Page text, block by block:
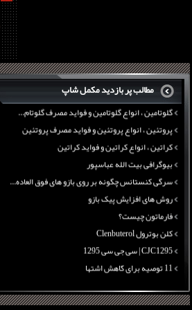
مطالب پر بازدید مکمل شاپ
بیوگرافی علی تبریزی
منابع پروتئینی غیر گوشتی
آرژنین ، فواید آرژنین و نقش آرژنین در بدن
گلوتامین ، انواع گلوتامین و فواید مصرف گلوتام...
پروتئین ، انواع پروتئین و فواید مصرف پروتئین
کراتین ، انواع کراتین و فواید کراتین
بیوگرافی بیت الله عباسپور
سرگی کنستانس چگونه بر روی بازو های فوق العاده...
روش های افزایش پیک بازو
فارماتون چیست؟
کلن بوترول Clenbuterol
CJC1295 | سی جی سی 1295
11 توصیه برای کاهش اشتها
چربی سوزی با چای سبز